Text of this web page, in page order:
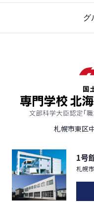
グ
札幌市東区
1号
札幌